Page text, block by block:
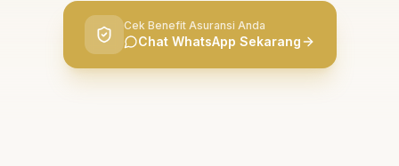
Cek Benefit Asuransi Anda
Chat WhatsApp Sekarang